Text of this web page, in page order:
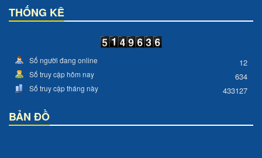
THỐNG KÊ
Số người đang online 12
Số truy cập hôm nay 634
Số truy cập tháng này 433127
BẢN ĐỒ